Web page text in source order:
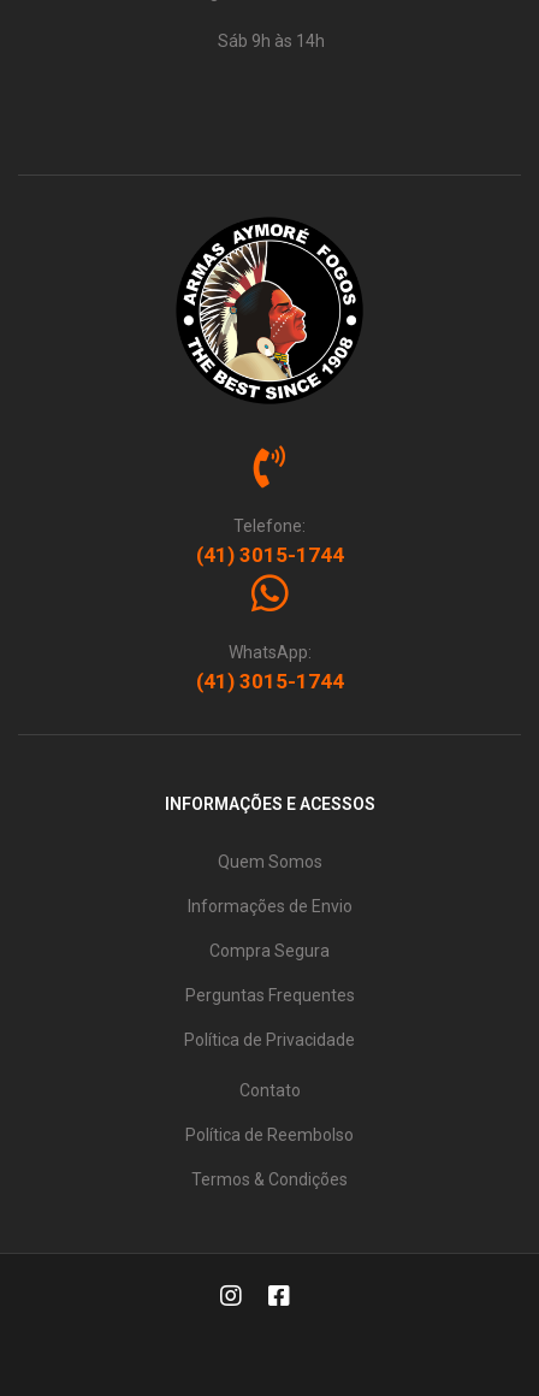
Sáb 9h às 14h
Telefone:
(41) 3015-1744
WhatsApp:
(41) 3015-1744
INFORMAÇÕES E ACESSOS
Quem Somos
Informações de Envio
Compra Segura
Perguntas Frequentes
Política de Privacidade
Contato
Política de Reembolso
Termos & Condições